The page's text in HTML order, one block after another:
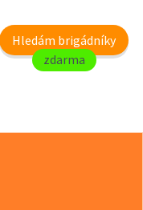
Hledám brigádníky
zdarma